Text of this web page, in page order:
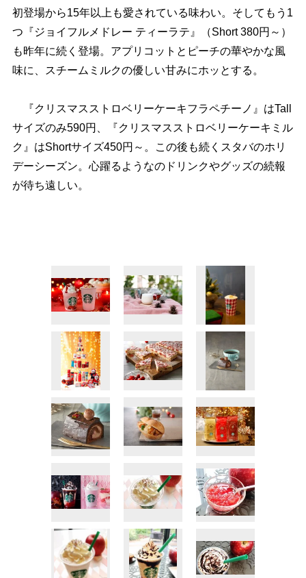
初登場から15年以上も愛されている味わい。そしてもう1
つ『ジョイフルメドレー ティーラテ』（Short 380円～）
も昨年に続く登場。アプリコットとピーチの華やかな風
味に、スチームミルクの優しい甘みにホッとする。
『クリスマスストロベリーケーキフラペチーノ』はTall
サイズのみ590円、『クリスマスストロベリーケーキミル
ク』はShortサイズ450円～。この後も続くスタバのホリ
デーシーズン。心躍るようなのドリンクやグッズの続報
が待ち遠しい。